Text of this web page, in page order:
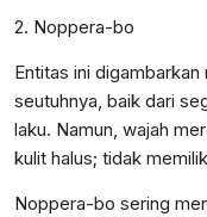
2. Noppera-bo
Entitas ini
seutuhnya, baik dari
laku. Namun, wajah
kulit halus; tidak
Noppera-bo sering